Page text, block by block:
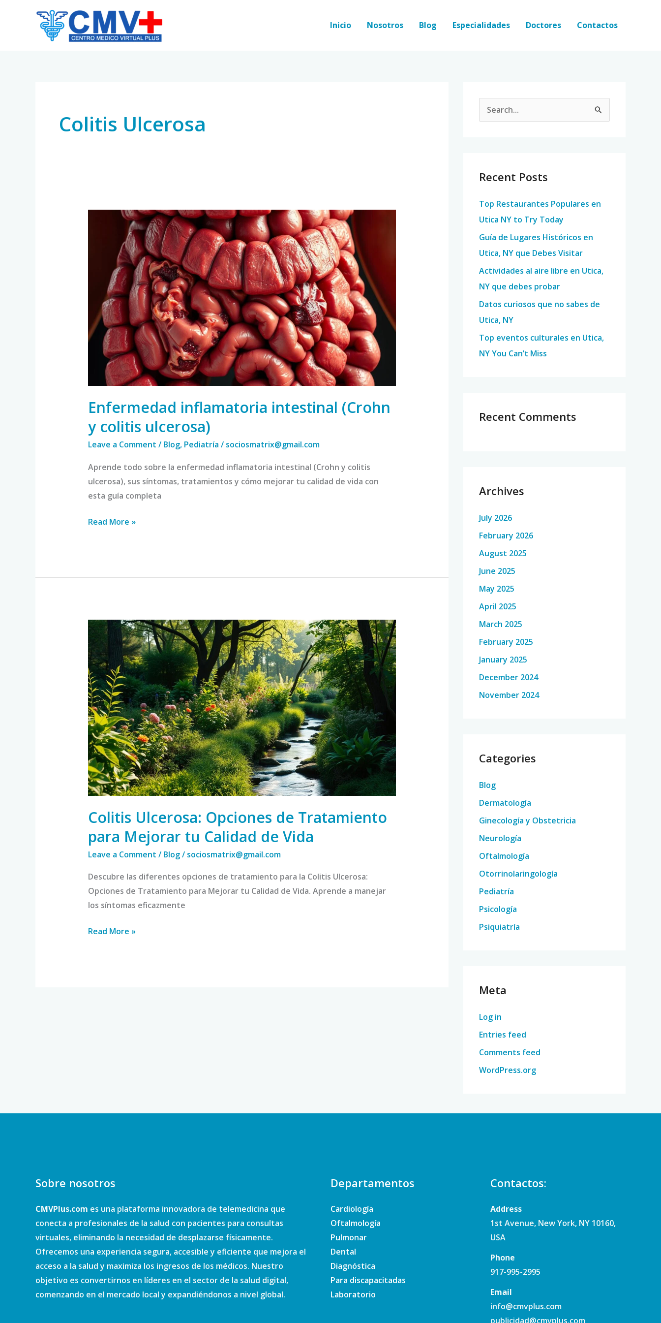
Inicio Nosotros Blog Especialidades Doctores Contactos
Colitis Ulcerosa
Enfermedad inflamatoria intestinal (Crohn
y colitis ulcerosa)
Leave a Comment / Blog, Pediatría / sociosmatrix@gmail.com
Aprende todo sobre la enfermedad inflamatoria intestinal (Crohn y colitis
ulcerosa), sus síntomas, tratamientos y cómo mejorar tu calidad de vida con
esta guía completa
Enfermedad
inflamatoria
intestinal
colitis
ulcerosa)
Read More »
Colitis Ulcerosa: Opciones de Tratamiento
para Mejorar tu Calidad de Vida
Leave a Comment / Blog/ sociosmatrix@gmail.com
Descubre las diferentes opciones de tratamiento para la Colitis Ulcerosa:
Opciones de Tratamiento para Mejorar tu Calidad de Vida. Aprende a manejar
los síntomas eficazmente
Colitis
Ulcerosa:
Opciones
de
Tratamiento
para
Mejorar
tu
Calidad
de
Vida
Read More »
c
f
o
r
:
Recent Posts
Top Restaurantes Populares en
Utica NY to Try Today
Guía de Lugares Históricos en
Utica, NY que Debes Visitar
Actividades al aire libre en Utica,
NY que debes probar
Datos curiosos que no sabes de
Utica, NY
Top eventos culturales en Utica,
NY You Can’t Miss
Recent Comments
Archives
July 2026
February 2026
August 2025
June 2025
May 2025
April 2025
March 2025
February 2025
January 2025
December 2024
November 2024
Categories
Blog
Dermatología
Ginecología y Obstetricia
Neurología
Oftalmología
Otorrinolaringología
Pediatría
Psicología
Psiquiatría
Meta
Log in
Entries feed
Comments feed
WordPress.org
Sobre nosotros
CMVPlus.com es una plataforma innovadora de telemedicina que
conecta a profesionales de la salud con pacientes para consultas
virtuales, eliminando la necesidad de desplazarse físicamente.
Ofrecemos una experiencia segura, accesible y eficiente que mejora el
acceso a la salud y maximiza los ingresos de los médicos. Nuestro
objetivo es convertirnos en líderes en el sector de la salud digital,
comenzando en el mercado local y expandiéndonos a nivel global.
Departamentos
Cardiología
Oftalmología
Pulmonar
Dental
Diagnóstica
Para discapacitadas
Laboratorio
Contactos:
Address
1st Avenue, New York, NY 10160,
USA
Phone
917-995-2995
Email
info@cmvplus.com
publicidad@cmvplus.com